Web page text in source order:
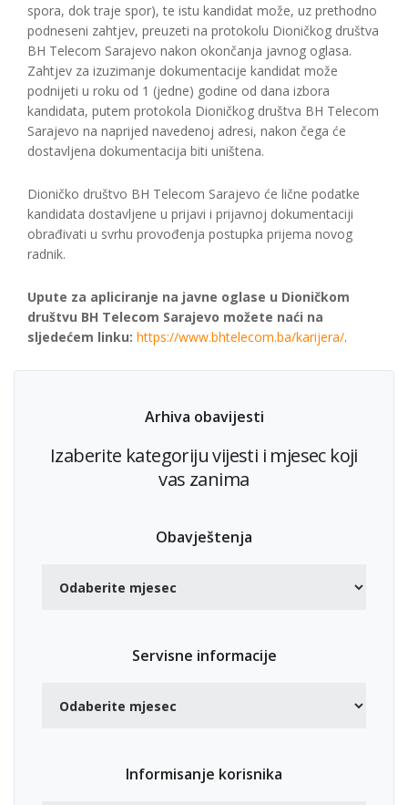
spora, dok traje spor), te istu kandidat može, uz prethodno
podneseni zahtjev, preuzeti na protokolu Dioničkog društva
BH Telecom Sarajevo nakon okončanja javnog oglasa.
Zahtjev za izuzimanje dokumentacije kandidat može
podnijeti u roku od 1 (jedne) godine od dana izbora
kandidata, putem protokola Dioničkog društva BH Telecom
Sarajevo na naprijed navedenoj adresi, nakon čega će
dostavljena dokumentacija biti uništena.
Dioničko društvo BH Telecom Sarajevo će lične podatke
kandidata dostavljene u prijavi i prijavnoj dokumentaciji
obrađivati u svrhu provođenja postupka prijema novog
radnik.
Upute za apliciranje na javne oglase u Dioničkom
društvu BH Telecom Sarajevo možete naći na
sljedećem linku: https://www.bhtelecom.ba/karijera/.
Arhiva obavijesti
Izaberite kategoriju vijesti i mjesec koji
vas zanima
Obavještenja
Servisne informacije
Informisanje korisnika